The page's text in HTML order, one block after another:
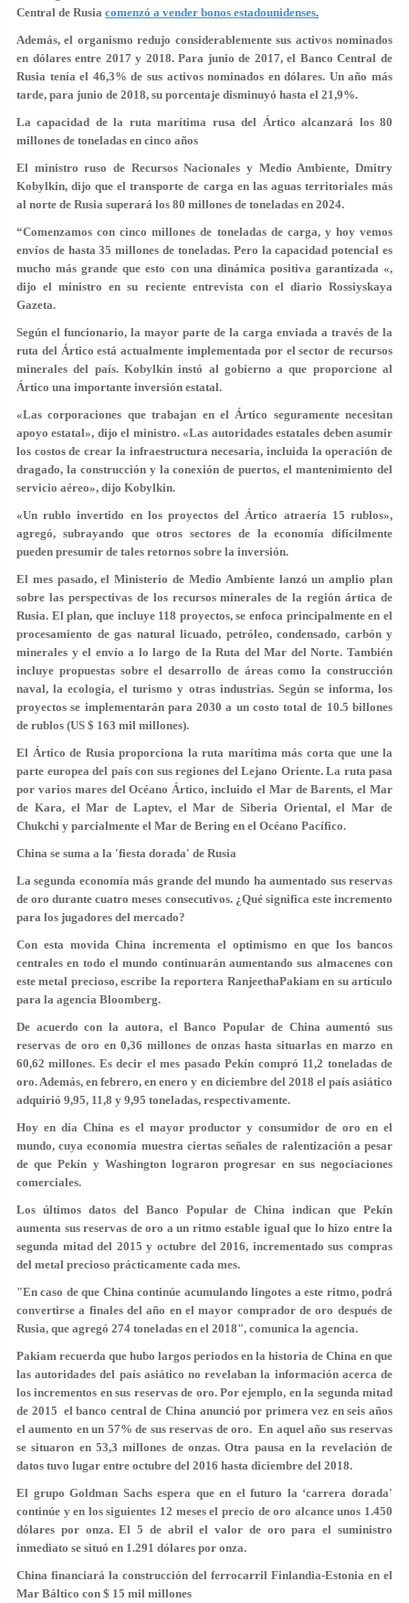
Central de Rusia comenzó a vender bonos estadounidenses.
Además, el organismo redujo considerablemente sus activos nominados
en dólares entre 2017 y 2018. Para junio de 2017, el Banco Central de
Rusia tenía el 46,3% de sus activos nominados en dólares. Un año más
tarde, para junio de 2018, su porcentaje disminuyó hasta el 21,9%.
La capacidad de la ruta marítima rusa del Ártico alcanzará los 80
millones de toneladas en cinco años
El ministro ruso de Recursos Nacionales y Medio Ambiente, Dmitry
Kobylkin, dijo que el transporte de carga en las aguas territoriales más
al norte de Rusia superará los 80 millones de toneladas en 2024.
“Comenzamos con cinco millones de toneladas de carga, y hoy vemos
envíos de hasta 35 millones de toneladas. Pero la capacidad potencial es
mucho más grande que esto con una dinámica positiva garantizada «,
dijo el ministro en su reciente entrevista con el diario Rossiyskaya
Gazeta.
Según el funcionario, la mayor parte de la carga enviada a través de la
ruta del Ártico está actualmente implementada por el sector de recursos
minerales del país. Kobylkin instó al gobierno a que proporcione al
Ártico una importante inversión estatal.
«Las corporaciones que trabajan en el Ártico seguramente necesitan
apoyo estatal», dijo el ministro. «Las autoridades estatales deben asumir
los costos de crear la infraestructura necesaria, incluida la operación de
dragado, la construcción y la conexión de puertos, el mantenimiento del
servicio aéreo», dijo Kobylkin.
«Un rublo invertido en los proyectos del Ártico atraería 15 rublos»,
agregó, subrayando que otros sectores de la economía difícilmente
pueden presumir de tales retornos sobre la inversión.
El mes pasado, el Ministerio de Medio Ambiente lanzó un amplio plan
sobre las perspectivas de los recursos minerales de la región ártica de
Rusia. El plan, que incluye 118 proyectos, se enfoca principalmente en el
procesamiento de gas natural licuado, petróleo, condensado, carbón y
minerales y el envío a lo largo de la Ruta del Mar del Norte. También
incluye propuestas sobre el desarrollo de áreas como la construcción
naval, la ecología, el turismo y otras industrias. Según se informa, los
proyectos se implementarán para 2030 a un costo total de 10.5 billones
de rublos (US $ 163 mil millones).
El Ártico de Rusia proporciona la ruta marítima más corta que une la
parte europea del país con sus regiones del Lejano Oriente. La ruta pasa
por varios mares del Océano Ártico, incluido el Mar de Barents, el Mar
de Kara, el Mar de Laptev, el Mar de Siberia Oriental, el Mar de
Chukchi y parcialmente el Mar de Bering en el Océano Pacífico.
China se suma a la 'fiesta dorada' de Rusia
La segunda economía más grande del mundo ha aumentado sus reservas
de oro durante cuatro meses consecutivos. ¿Qué significa este incremento
para los jugadores del mercado?
Con esta movida China incrementa el optimismo en que los bancos
centrales en todo el mundo continuarán aumentando sus almacenes con
este metal precioso, escribe la reportera RanjeethaPakiam en su artículo
para la agencia Bloomberg.
De acuerdo con la autora, el Banco Popular de China aumentó sus
reservas de oro en 0,36 millones de onzas hasta situarlas en marzo en
60,62 millones. Es decir el mes pasado Pekín compró 11,2 toneladas de
oro. Además, en febrero, en enero y en diciembre del 2018 el país asiático
adquirió 9,95, 11,8 y 9,95 toneladas, respectivamente.
Hoy en día China es el mayor productor y consumidor de oro en el
mundo, cuya economía muestra ciertas señales de ralentización a pesar
de que Pekín y Washington lograron progresar en sus negociaciones
comerciales.
Los últimos datos del Banco Popular de China indican que Pekín
aumenta sus reservas de oro a un ritmo estable igual que lo hizo entre la
segunda mitad del 2015 y octubre del 2016, incrementado sus compras
del metal precioso prácticamente cada mes.
"En caso de que China continúe acumulando lingotes a este ritmo, podrá
convertirse a finales del año en el mayor comprador de oro después de
Rusia, que agregó 274 toneladas en el 2018", comunica la agencia.
Pakiam recuerda que hubo largos periodos en la historia de China en que
las autoridades del país asiático no revelaban la información acerca de
los incrementos en sus reservas de oro. Por ejemplo, en la segunda mitad
de 2015 el banco central de China anunció por primera vez en seis años
el aumento en un 57% de sus reservas de oro. En aquel año sus reservas
se situaron en 53,3 millones de onzas. Otra pausa en la revelación de
datos tuvo lugar entre octubre del 2016 hasta diciembre del 2018.
El grupo Goldman Sachs espera que en el futuro la ‘carrera dorada'
continúe y en los siguientes 12 meses el precio de oro alcance unos 1.450
dólares por onza. El 5 de abril el valor de oro para el suministro
inmediato se situó en 1.291 dólares por onza.
China financiará la construcción del ferrocarril Finlandia-Estonia en el
Mar Báltico con $ 15 mil millones